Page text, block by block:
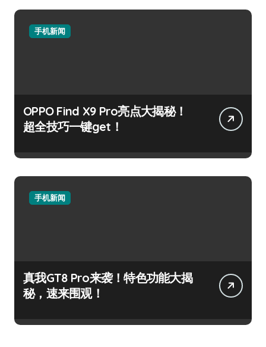
手机新闻
OPPO Find X9 Pro亮点大揭秘！
超全技巧一键get！
手机新闻
真我GT8 Pro来袭！特色功能大揭
秘，速来围观！